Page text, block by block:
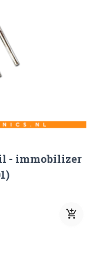
- immobilizer
add_shopping_cart